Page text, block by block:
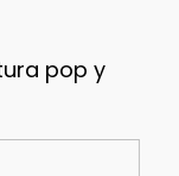
pop y